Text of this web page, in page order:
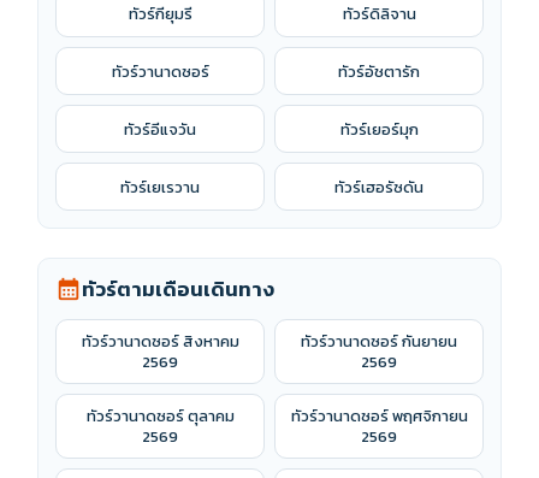
ทัวร์กียุมรี ทัวร์ดิลิจาน
ทัวร์วานาดซอร์ ทัวร์อัชตารัก
ทัวร์อีแจวัน ทัวร์เยอร์มุก
ทัวร์เยเรวาน ทัวร์เฮอรัซดัน
calendar_monthทัวร์ตามเดือนเดินทาง
ทัวร์วานาดซอร์ สิงหาคม
2569
ทัวร์วานาดซอร์ กันยายน
2569
ทัวร์วานาดซอร์ ตุลาคม
2569
ทัวร์วานาดซอร์ พฤศจิกายน
2569